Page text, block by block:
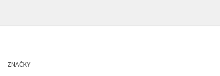
ZNAČKY